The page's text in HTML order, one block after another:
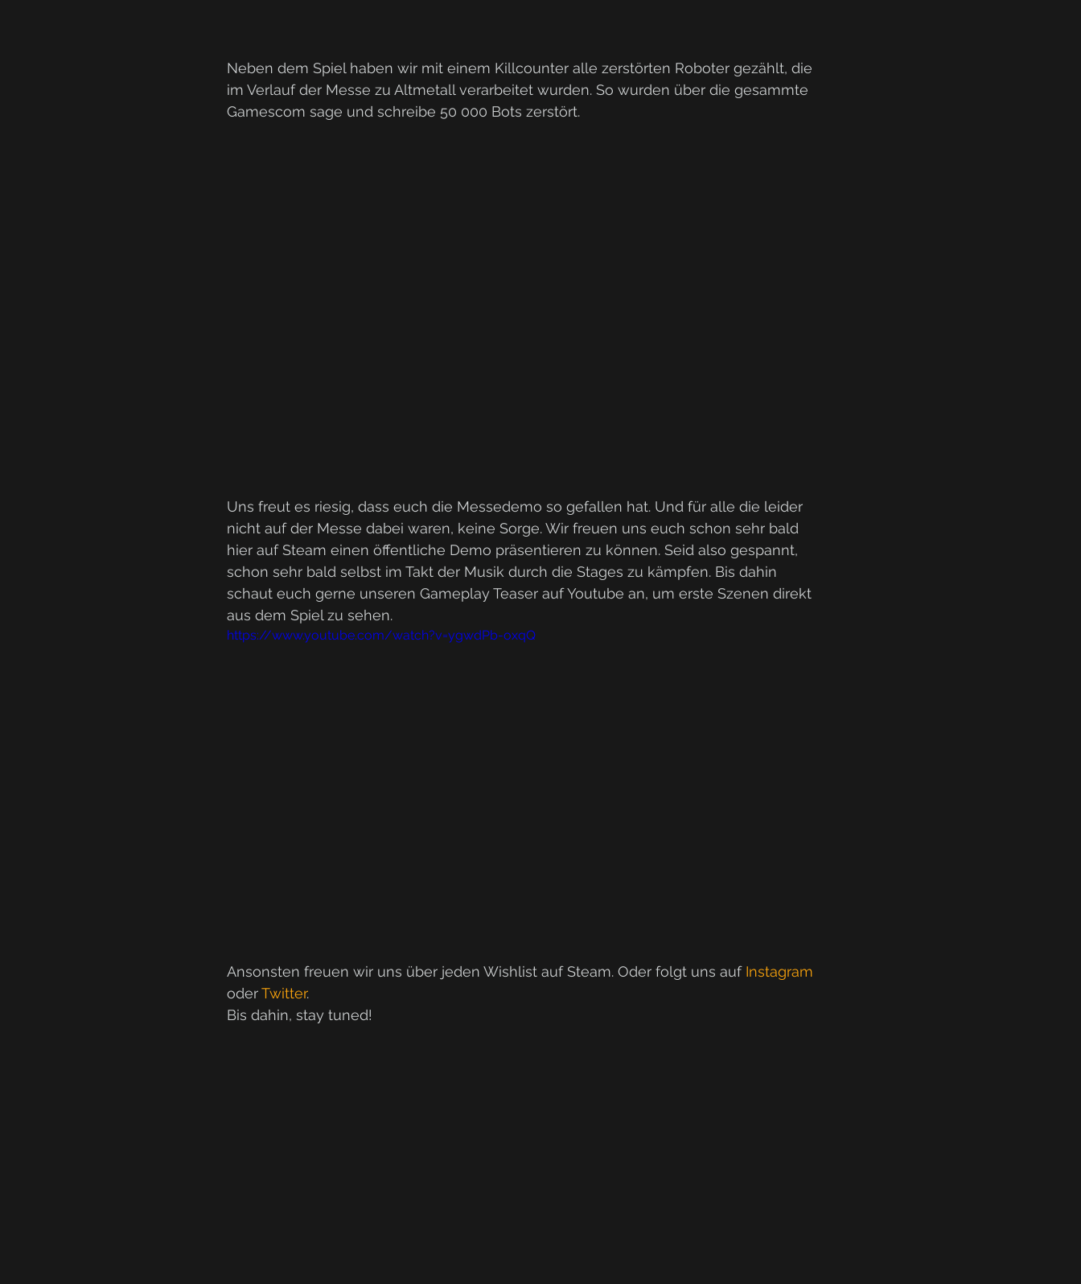
Neben dem Spiel haben wir mit einem Killcounter alle zerstörten Roboter gezählt, die
im Verlauf der Messe zu Altmetall verarbeitet wurden. So wurden über die gesammte
Gamescom sage und schreibe 50 000 Bots zerstört.
Uns freut es riesig, dass euch die Messedemo so gefallen hat. Und für alle die leider
nicht auf der Messe dabei waren, keine Sorge. Wir freuen uns euch schon sehr bald
hier auf Steam einen öffentliche Demo präsentieren zu können. Seid also gespannt,
schon sehr bald selbst im Takt der Musik durch die Stages zu kämpfen. Bis dahin
schaut euch gerne unseren Gameplay Teaser auf Youtube an, um erste Szenen direkt
aus dem Spiel zu sehen.
https://www.youtube.com/watch?v=ygwdPb-oxqQ
Ansonsten freuen wir uns über jeden Wishlist auf Steam. Oder folgt uns auf Instagram
oder Twitter.
Bis dahin, stay tuned!